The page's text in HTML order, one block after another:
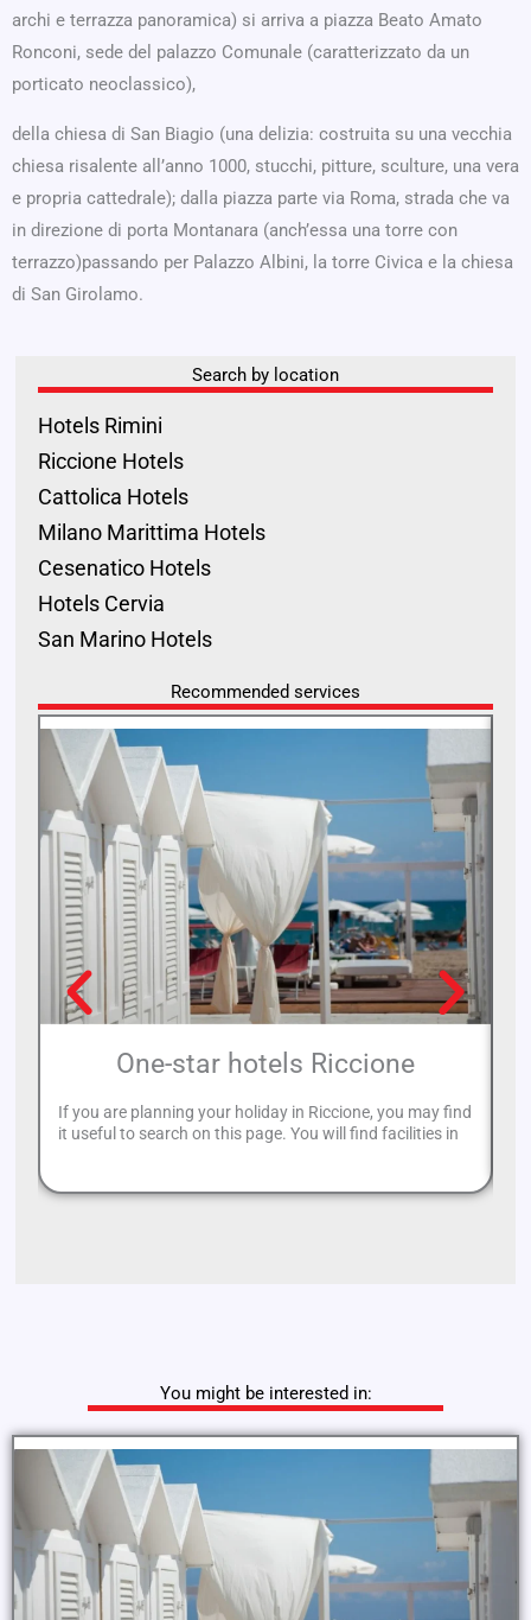
archi e terrazza panoramica) si arriva a piazza Beato Amato
Ronconi, sede del palazzo Comunale (caratterizzato da un
porticato neoclassico),
della chiesa di San Biagio (una delizia: costruita su una vecchia
chiesa risalente all’anno 1000, stucchi, pitture, sculture, una vera
e propria cattedrale); dalla piazza parte via Roma, strada che va
in direzione di porta Montanara (anch’essa una torre con
terrazzo)passando per Palazzo Albini, la torre Civica e la chiesa
di San Girolamo.
Search by location
Hotels Rimini
Riccione Hotels
Cattolica Hotels
Milano Marittima Hotels
Cesenatico Hotels
Hotels Cervia
San Marino Hotels
Recommended services
One-star hotels Riccione
If you are planning your holiday in Riccione, you may find
it useful to search on this page. You will find facilities in
You might be interested in: